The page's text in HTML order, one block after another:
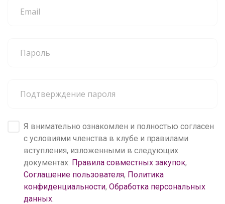
Я внимательно ознакомлен и полностью согласен
с условиями членства в клубе и правилами
вступления, изложенными в следующих
документах: Правила совместных закупок,
Соглашение пользователя, Политика
конфиденциальности, Обработка персональных
данных